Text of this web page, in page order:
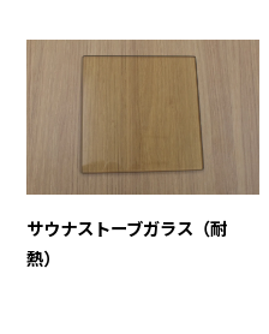
サウナストーブガラス（耐
熱）